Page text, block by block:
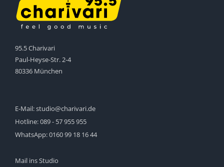
95.5 Charivari
Paul-Heyse-Str. 2-4
80336 München
E-Mail:studio@charivari.de
Hotline:089 - 57 955 955
WhatsApp:0160 99 18 16 44
Mail ins Studio